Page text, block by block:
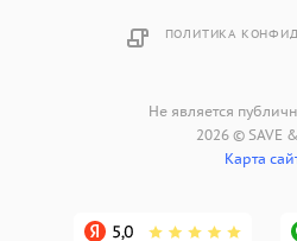
ПОЛИТИКА
Не является
2026 © SAVE
Карта